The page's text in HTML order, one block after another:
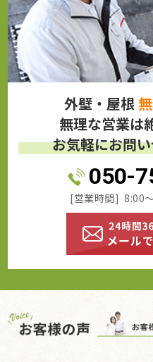
外壁・屋根
無理な営業は
お気軽にお問
050-
[営業時間] 8:00